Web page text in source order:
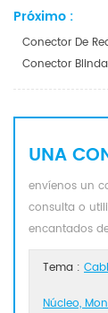
Próximo :
Conector De
Conector
UNA
envíenos un
consulta o
encantados
Tema :
Núcleo,